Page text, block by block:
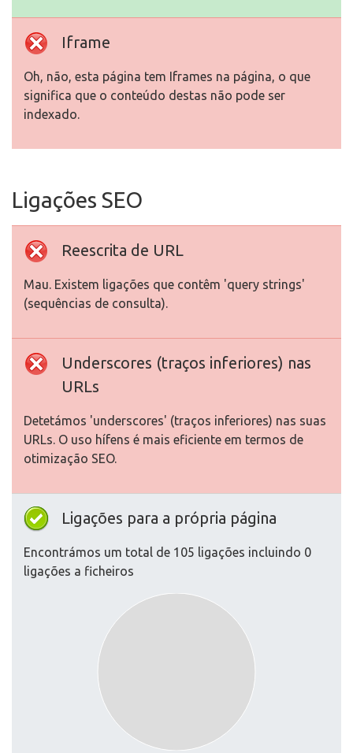
Iframe
Oh, não, esta página tem Iframes na página, o que
significa que o conteúdo destas não pode ser
indexado.
Ligações SEO
Reescrita de URL
Mau. Existem ligações que contêm 'query strings'
(sequências de consulta).
Underscores (traços inferiores) nas
URLs
Detetámos 'underscores' (traços inferiores) nas suas
URLs. O uso hífens é mais eficiente em termos de
otimização SEO.
Ligações para a própria página
Encontrámos um total de 105 ligações incluindo 0
ligações a ficheiros